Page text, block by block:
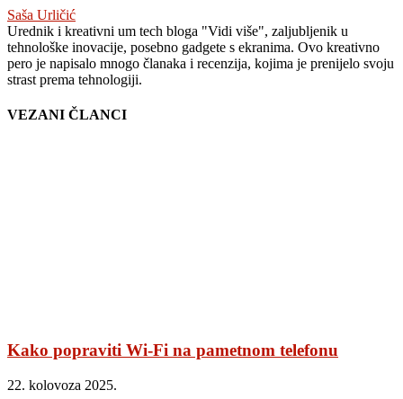
Saša Urličić
Urednik i kreativni um tech bloga "Vidi više", zaljubljenik u
tehnološke inovacije, posebno gadgete s ekranima. Ovo kreativno
pero je napisalo mnogo članaka i recenzija, kojima je prenijelo svoju
strast prema tehnologiji.
VEZANI ČLANCI
Kako popraviti Wi‑Fi na pametnom telefonu
22. kolovoza 2025.